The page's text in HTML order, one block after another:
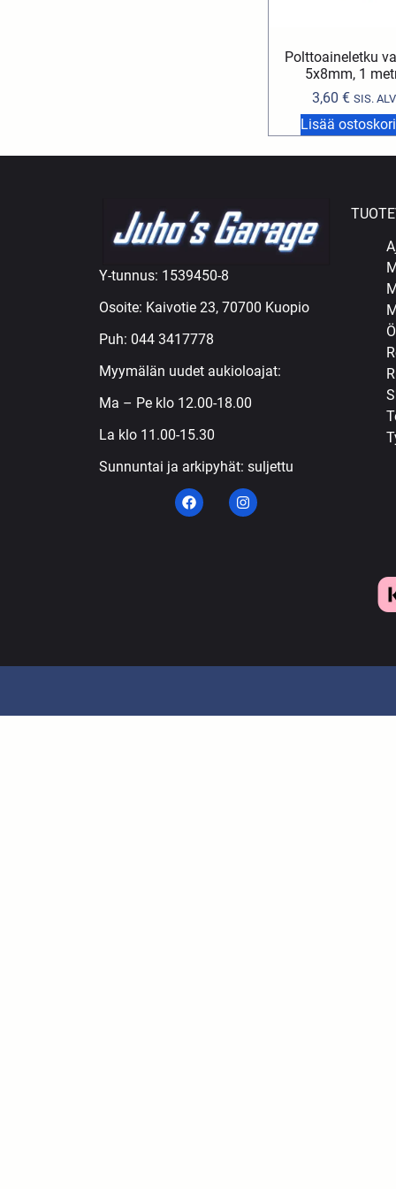
Polttoaineletku
5x8mm, 1
3,60 € SIS. ALV
Lisää
Y-tunnus: 1539450-8
Osoite: Kaivotie 23, 70700 Kuopio
Puh: 044 3417778
Myymälän uudet aukioloajat:
Ma – Pe klo 12.00-18.00
La klo 11.00-15.30
Sunnuntai ja arkipyhät: suljettu